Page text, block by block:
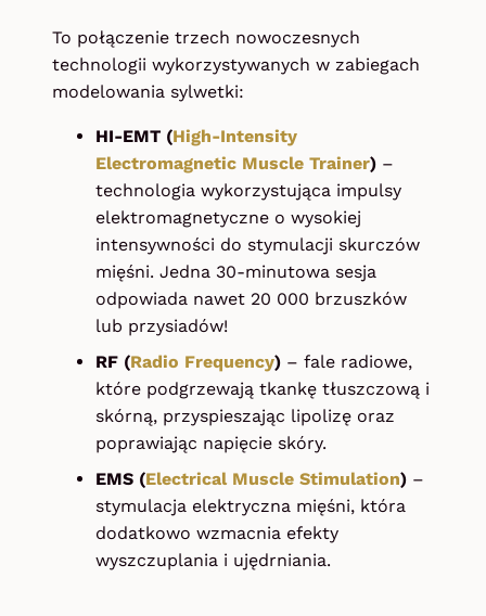
To połączenie trzech nowoczesnych
technologii wykorzystywanych w zabiegach
modelowania sylwetki:
HI-EMT (High-Intensity
Electromagnetic Muscle Trainer) –
technologia wykorzystująca impulsy
elektromagnetyczne o wysokiej
intensywności do stymulacji skurczów
mięśni. Jedna 30-minutowa sesja
odpowiada nawet 20 000 brzuszków
lub przysiadów!
RF (Radio Frequency) – fale radiowe,
które podgrzewają tkankę tłuszczową i
skórną, przyspieszając lipolizę oraz
poprawiając napięcie skóry.
EMS (Electrical Muscle Stimulation) –
stymulacja elektryczna mięśni, która
dodatkowo wzmacnia efekty
wyszczuplania i ujędrniania.